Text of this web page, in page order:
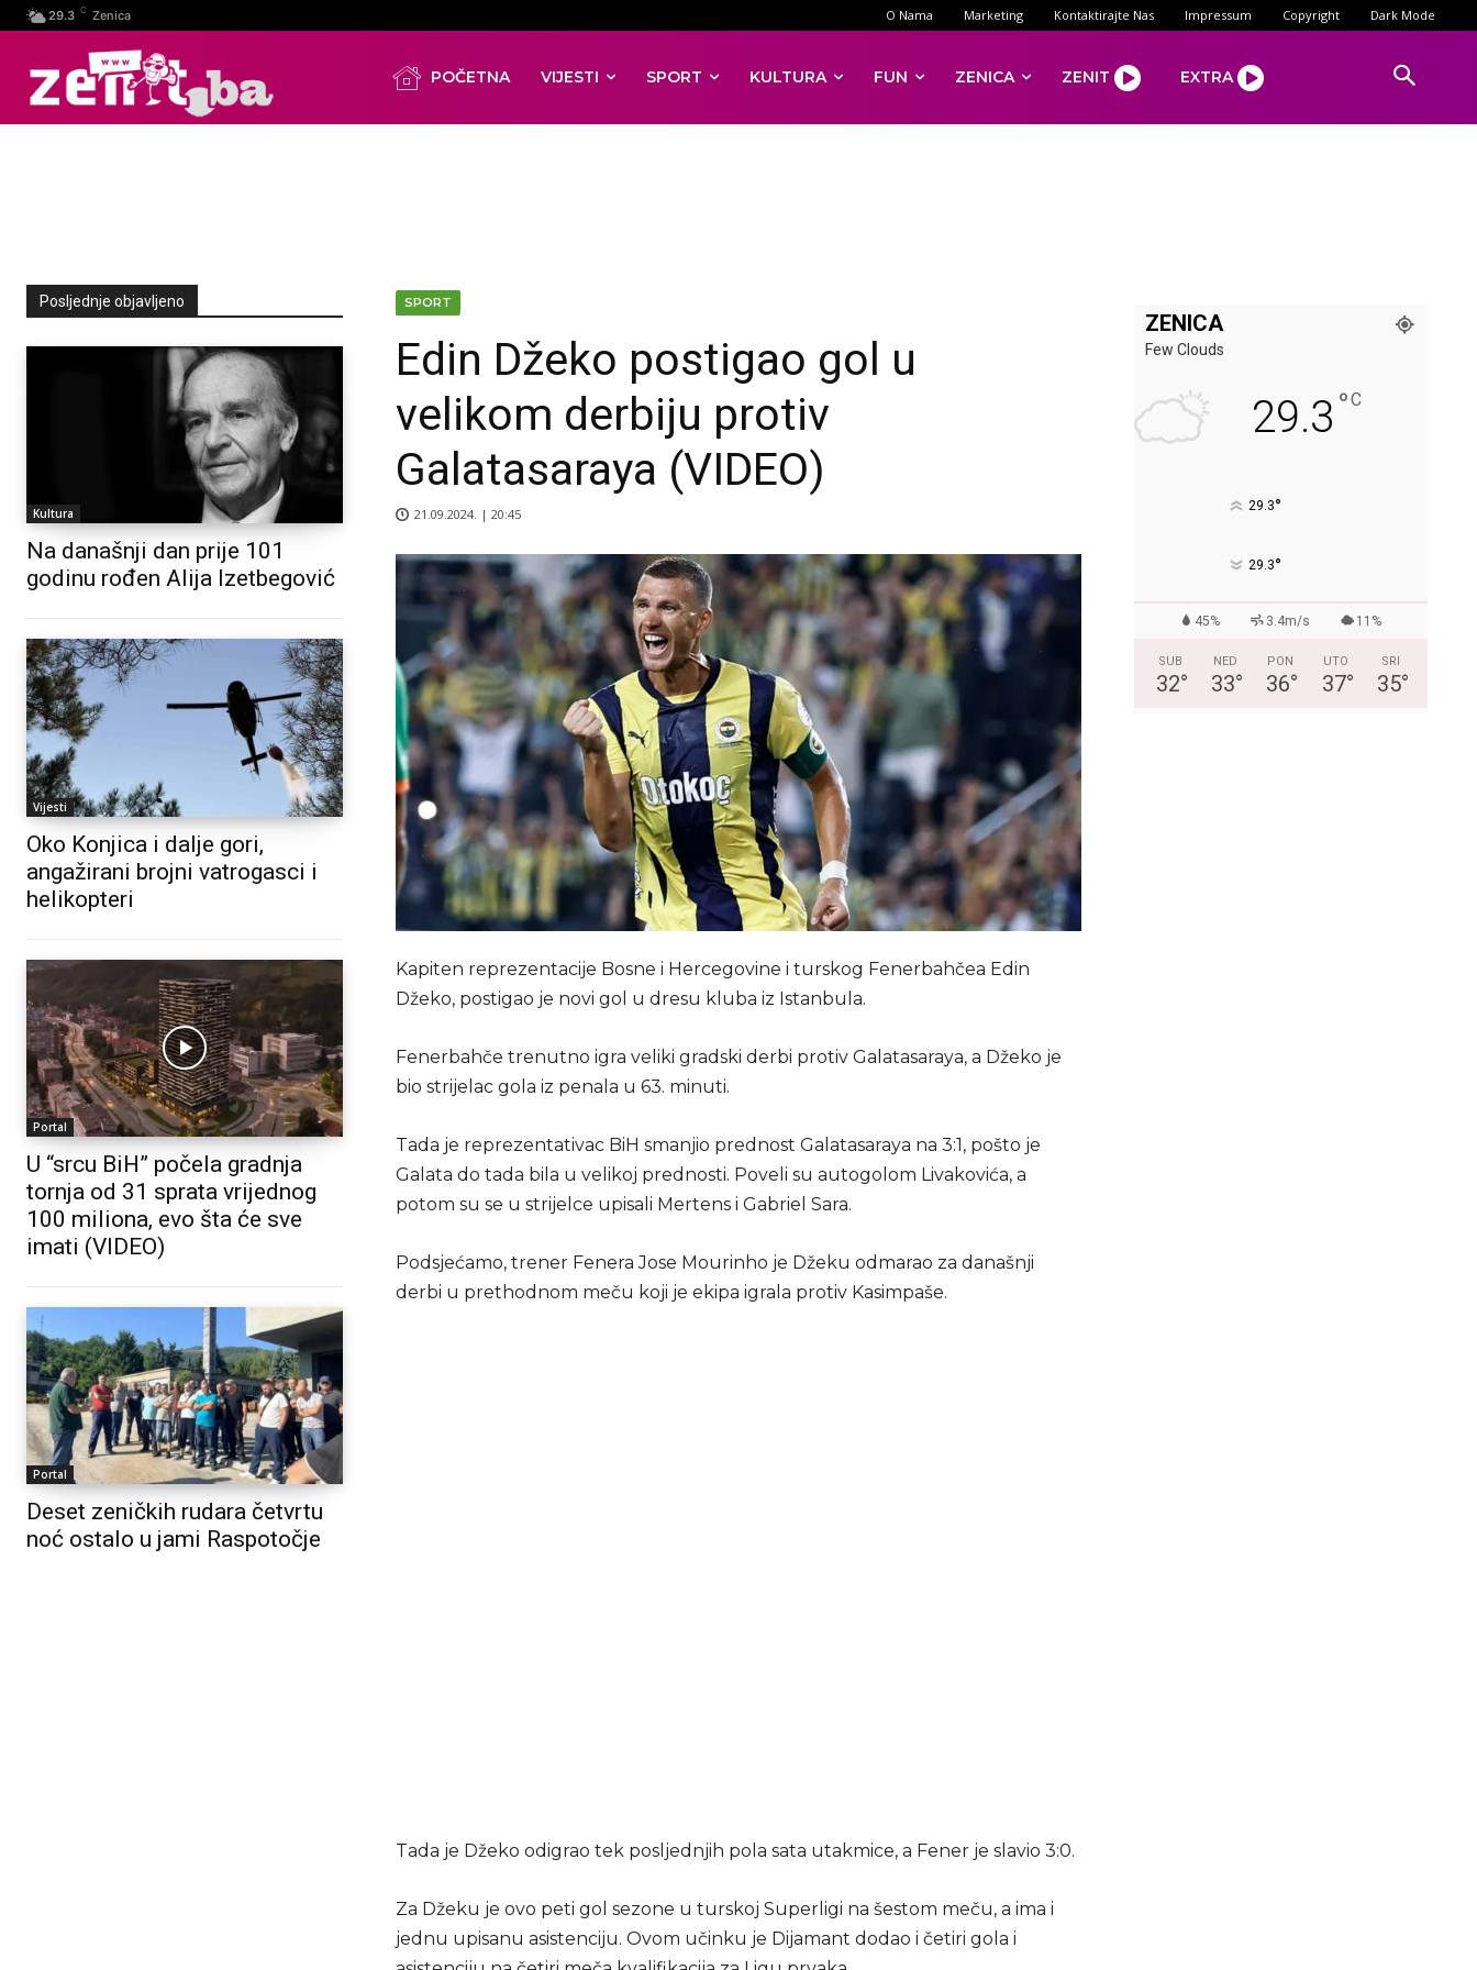
29.3 C Zenica O Nama Marketing Kontaktirajte Nas Impressum Copyright Dark Mode
POČETNA VIJESTI SPORT KULTURA FUN ZENICA ZENIT EXTRA
Posljednje objavljeno
Kultura
Na današnji dan prije 101
godinu rođen Alija Izetbegović
Vijesti
Oko Konjica i dalje gori,
angažirani brojni vatrogasci i
helikopteri
Portal
U “srcu BiH” počela gradnja
tornja od 31 sprata vrijednog
100 miliona, evo šta će sve
imati (VIDEO)
Portal
Deset zeničkih rudara četvrtu
noć ostalo u jami Raspotočje
SPORT
Edin Džeko postigao gol u
velikom derbiju protiv
Galatasaraya (VIDEO)
21.09.2024. | 20:45
Kapiten reprezentacije Bosne i Hercegovine i turskog Fenerbahčea Edin
Džeko, postigao je novi gol u dresu kluba iz Istanbula.
Fenerbahče trenutno igra veliki gradski derbi protiv Galatasaraya, a Džeko je
bio strijelac gola iz penala u 63. minuti.
Tada je reprezentativac BiH smanjio prednost Galatasaraya na 3:1, pošto je
Galata do tada bila u velikoj prednosti. Poveli su autogolom Livakovića, a
potom su se u strijelce upisali Mertens i Gabriel Sara.
Podsjećamo, trener Fenera Jose Mourinho je Džeku odmarao za današnji
derbi u prethodnom meču koji je ekipa igrala protiv Kasimpaše.
Tada je Džeko odigrao tek posljednjih pola sata utakmice, a Fener je slavio 3:0.
Za Džeku je ovo peti gol sezone u turskoj Superligi na šestom meču, a ima i
jednu upisanu asistenciju. Ovom učinku je Dijamant dodao i četiri gola i
ZENICA
Few Clouds
29.3 °C
29.3°
29.3°
45% 3.4m/s 11%
SUB
32°
NED
33°
PON
36°
UTO
37°
SRI
35°